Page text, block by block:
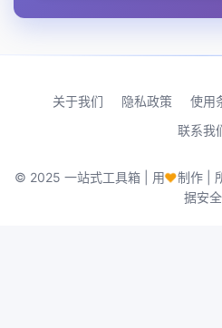
关于我们 隐私政策 使用
联系我
© 2025 一站式工具箱 | 用♥制作 |
据安全